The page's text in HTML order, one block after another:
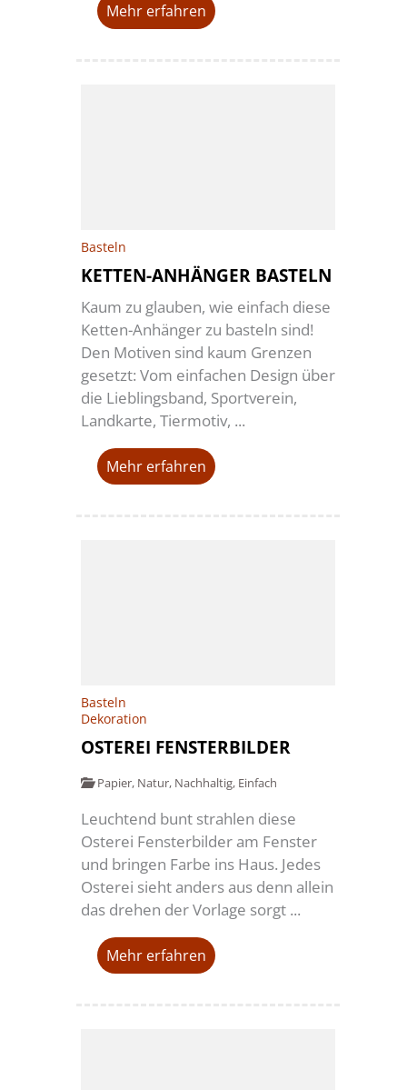
Mehr erfahren
Basteln
KETTEN-ANHÄNGER BASTELN
Kaum zu glauben, wie einfach diese
Ketten-Anhänger zu basteln sind!
Den Motiven sind kaum Grenzen
gesetzt: Vom einfachen Design über
die Lieblingsband, Sportverein,
Landkarte, Tiermotiv, ...
Mehr erfahren
Basteln
Dekoration
OSTEREI FENSTERBILDER
Papier, Natur, Nachhaltig, Einfach
Leuchtend bunt strahlen diese
Osterei Fensterbilder am Fenster
und bringen Farbe ins Haus. Jedes
Osterei sieht anders aus denn allein
das drehen der Vorlage sorgt ...
Mehr erfahren